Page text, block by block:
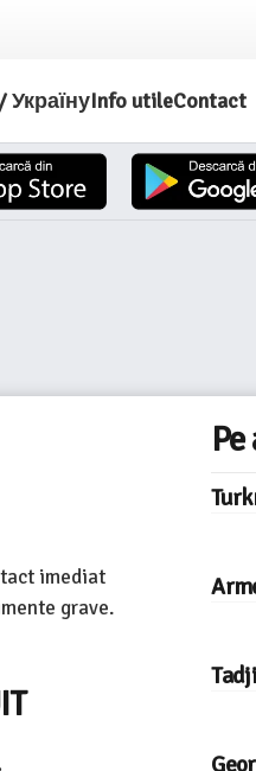
УкраїнуInfo utileContact
imediat
grave.